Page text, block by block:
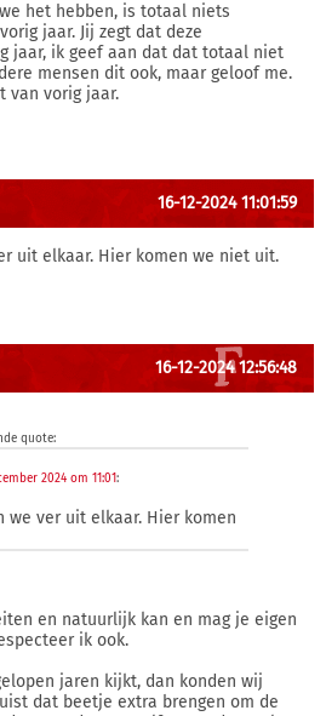
het hebben, is totaal niets
jaar. Jij zegt dat deze
jaar, ik geef aan dat dat totaal niet
mensen dit ook, maar geloof me.
van vorig jaar.
16-12-2024 11:01:59
uit elkaar. Hier komen we niet uit.
16-12-2024 12:56:48
quote:
2024 om 11:01:
we ver uit elkaar. Hier komen
en natuurlijk kan en mag je eigen
ik ook.
jaren kijkt, dan konden wij
dat beetje extra brengen om de